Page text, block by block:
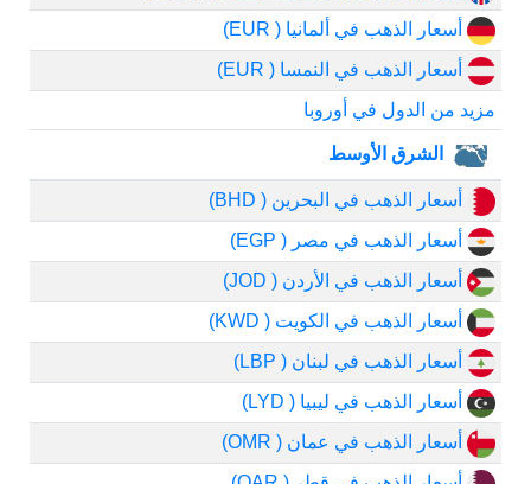
أسعار الذهب في ألمانيا ( EUR)
أسعار الذهب في النمسا ( EUR)
مزيد من الدول في أوروبا
الشرق الأوسط
أسعار الذهب في البحرين ( BHD)
أسعار الذهب في مصر ( EGP)
أسعار الذهب في الأردن ( JOD)
أسعار الذهب في الكويت ( KWD)
أسعار الذهب في لبنان ( LBP)
أسعار الذهب في ليبيا ( LYD)
أسعار الذهب في عمان ( OMR)